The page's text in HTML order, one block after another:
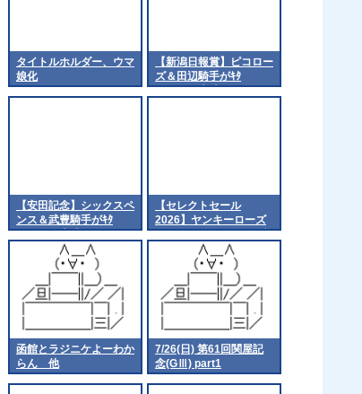
タイトルホルダー、ウマ
娘化
【新潟日報賞】ピコロー
ズ＆田辺騎手がｷﾀ
━━━━(ﾟ∀ﾟ)━━━━!!
【安田記念】シックスペ
ンス＆武豊騎手がｷﾀ
━━━━(ﾟ∀ﾟ)━━━━!
【セレクトセール
2026】ヤンキーローズ
の2026（父キタサンブ
ラック）4億1千万円で
落札 他
函館とラジニケよーわか
らん 他
7/26(日) 第61回関屋記
念(GⅢ) part1